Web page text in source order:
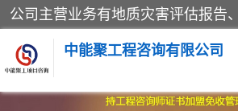
中能聚工程咨询有限公司